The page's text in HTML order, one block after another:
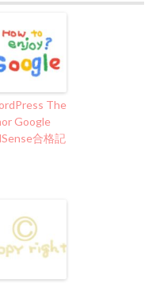
The
Google
合格記